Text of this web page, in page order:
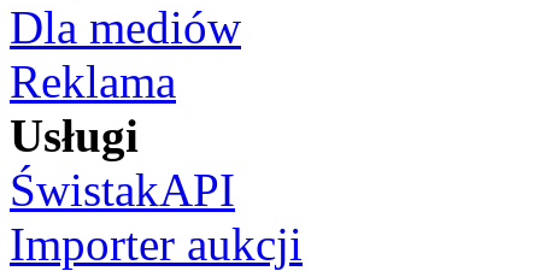
Dla mediów
Reklama
Usługi
ŚwistakAPI
Importer aukcji